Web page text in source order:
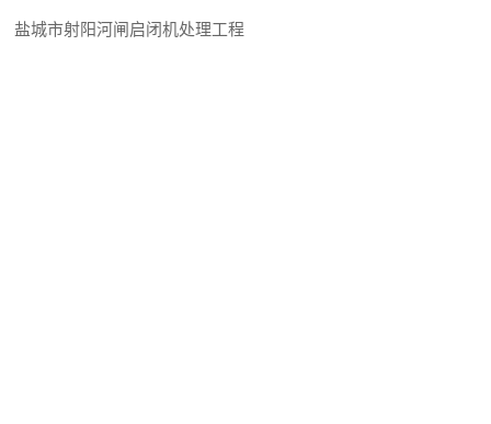
盐城市射阳河闸启闭机处理工程